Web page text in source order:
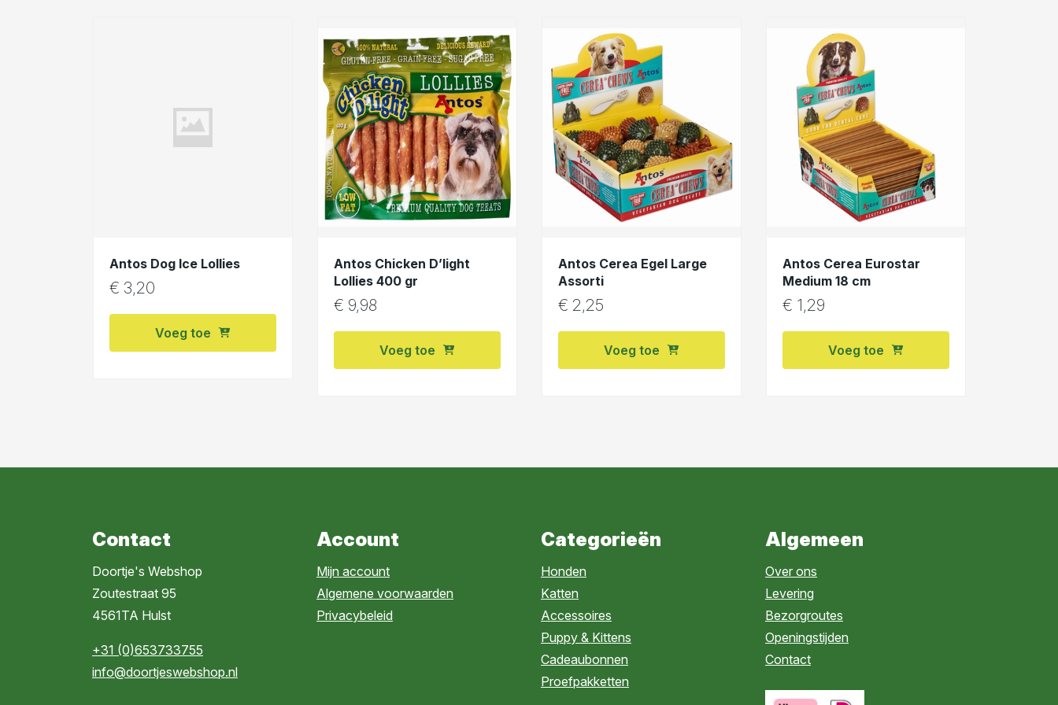
Antos Dog Ice Lollies
€ 3,20
Voeg toe
Antos Chicken D’light
Lollies 400 gr
€ 9,98
Voeg toe
Antos Cerea Egel Large
Assorti
€ 2,25
Voeg toe
Antos Cerea Eurostar
Medium 18 cm
€ 1,29
Voeg toe
Contact
Doortje's Webshop
Zoutestraat 95
4561TA Hulst
+31 (0)653733755
info@doortjeswebshop.nl
Account
Mijn account
Algemene voorwaarden
Privacybeleid
Categorieën
Honden
Katten
Accessoires
Puppy & Kittens
Cadeaubonnen
Proefpakketten
Algemeen
Over ons
Levering
Bezorgroutes
Openingstijden
Contact